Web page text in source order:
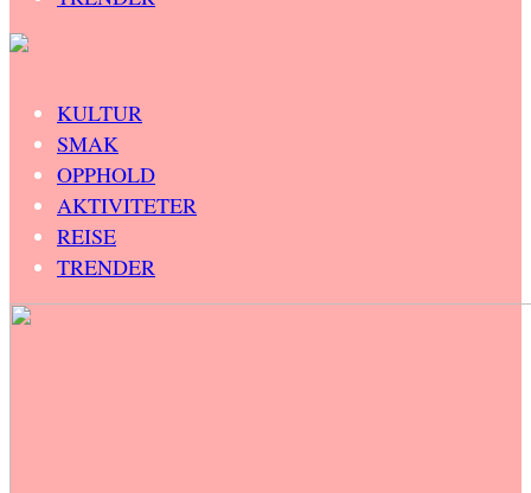
KULTUR
SMAK
OPPHOLD
AKTIVITETER
REISE
TRENDER